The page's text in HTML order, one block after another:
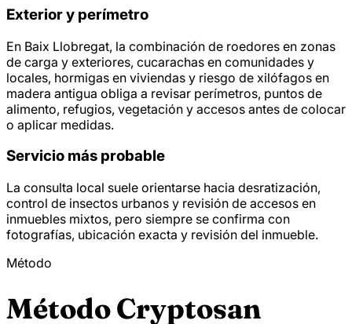
Exterior y perímetro
En Baix Llobregat, la combinación de roedores en zonas
de carga y exteriores, cucarachas en comunidades y
locales, hormigas en viviendas y riesgo de xilófagos en
madera antigua obliga a revisar perímetros, puntos de
alimento, refugios, vegetación y accesos antes de colocar
o aplicar medidas.
Servicio más probable
La consulta local suele orientarse hacia desratización,
control de insectos urbanos y revisión de accesos en
inmuebles mixtos, pero siempre se confirma con
fotografías, ubicación exacta y revisión del inmueble.
Método
Método Cryptosan